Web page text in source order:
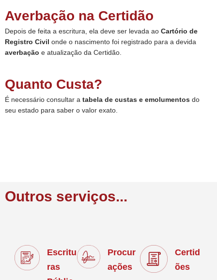
Averbação na Certidão
Depois de feita a escritura, ela deve ser levada ao Cartório de
Registro Civil onde o nascimento foi registrado para a devida
averbação e atualização da Certidão.
Quanto Custa?
É necessário consultar a tabela de custas e emolumentos do
seu estado para saber o valor exato.
Outros serviços...
Escritu
ras
Procur
ações
Certid
ões